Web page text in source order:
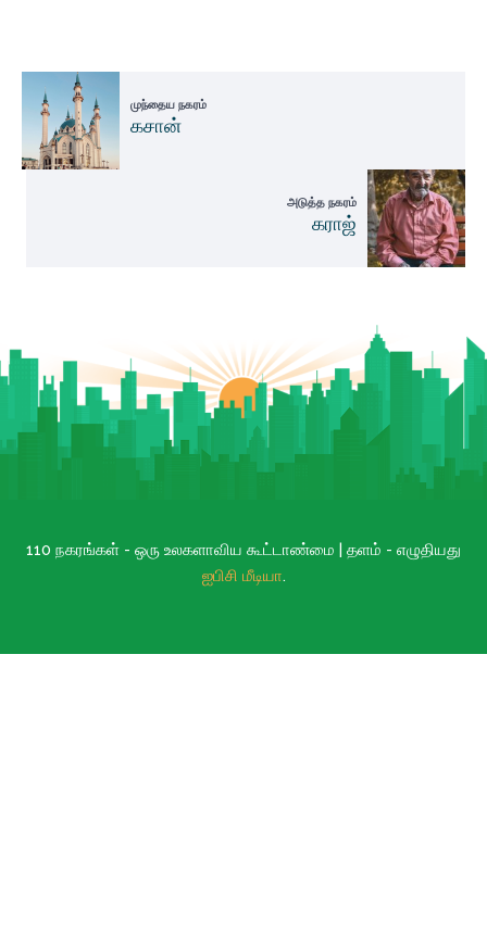
முந்தைய நகரம்
கசான்
அடுத்த நகரம்
கராஜ்
110 நகரங்கள் - ஒரு உலகளாவிய கூட்டாண்மை | தளம் - எழுதியது
ஐபிசி மீடியா.